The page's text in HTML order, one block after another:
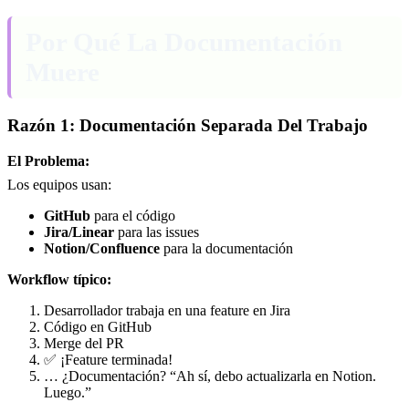
Razón 1: Documentación Separada Del Trabajo
El Problema:
Los equipos usan:
GitHub para el código
Jira/Linear para las issues
Notion/Confluence para la documentación
Workflow típico:
Desarrollador trabaja en una feature en Jira
Código en GitHub
Merge del PR
✅ ¡Feature terminada!
… ¿Documentación? “Ah sí, debo actualizarla en Notion.
Luego.”